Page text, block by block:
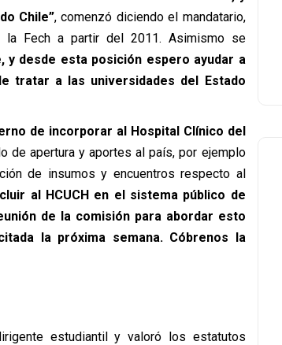
Chile”, comenzó diciendo el mandatario,
Fech a partir del 2011. Asimismo se
y desde esta posición espero ayudar a
tratar a las universidades del Estado
de incorporar al Hospital Clínico del
de apertura y aportes al país, por ejemplo
de insumos y encuentros respecto al
al HCUCH en el sistema público de
de la comisión para abordar esto
la próxima semana. Cóbrenos la
estudiantil y valoró los estatutos